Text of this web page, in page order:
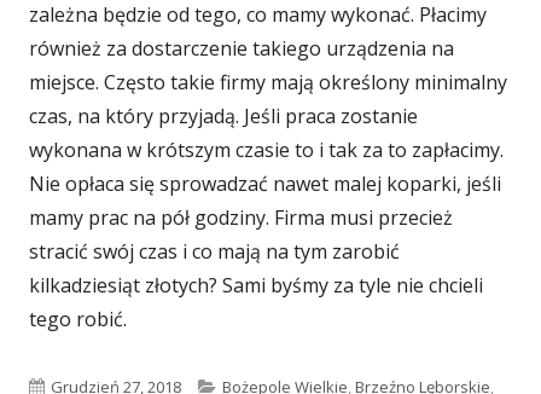
zależna będzie od tego, co mamy wykonać. Płacimy
również za dostarczenie takiego urządzenia na
miejsce. Często takie firmy mają określony minimalny
czas, na który przyjadą. Jeśli praca zostanie
wykonana w krótszym czasie to i tak za to zapłacimy.
Nie opłaca się sprowadzać nawet malej koparki, jeśli
mamy prac na pół godziny. Firma musi przecież
stracić swój czas i co mają na tym zarobić
kilkadziesiąt złotych? Sami byśmy za tyle nie chcieli
tego robić.
Opublikowano
Grudzień 27, 2018 Kategorie
Bożepole Wielkie,Brzeźno Lęborskie,